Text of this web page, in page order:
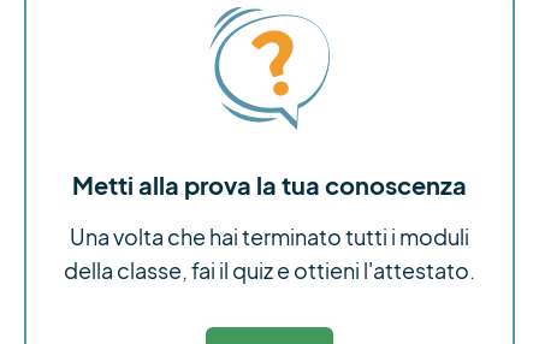
Metti alla prova la tua conoscenza
Una volta che hai terminato tutti i moduli
della classe, fai il quiz e ottieni l'attestato.